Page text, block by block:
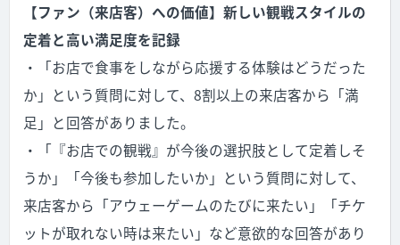
【ファン（来店客）への価値】新しい観戦スタイルの
定着と高い満足度を記録
・「お店で食事をしながら応援する体験はどうだった
か」という質問に対して、8割以上の来店客から「満
足」と回答がありました。
・「『お店での観戦』が今後の選択肢として定着しそ
うか」「今後も参加したいか」という質問に対して、
来店客から「アウェーゲームのたびに来たい」「チケ
ットが取れない時は来たい」など意欲的な回答があり